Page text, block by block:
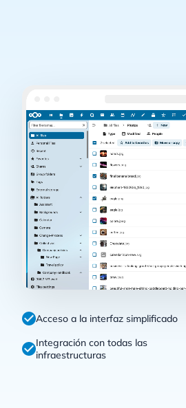
Acceso a la interfaz simplificado
Integración con todas las
infraestructuras